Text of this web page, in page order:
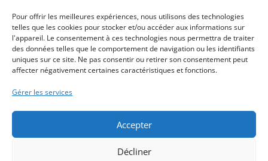
Pour offrir les meilleures expériences, nous utilisons des technologies
telles que les cookies pour stocker et/ou accéder aux informations sur
l'appareil. Le consentement à ces technologies nous permettra de traiter
des données telles que le comportement de navigation ou les identifiants
uniques sur ce site. Ne pas consentir ou retirer son consentement peut
affecter négativement certaines caractéristiques et fonctions.
Gérer les services
Accepter
Décliner
Mail:mairieogliastru@wanadoo.fr
Adresse :Marine d’Albo
20217 Ogliastru
© 2022 Mairie d’Ogliastru – Réalisation